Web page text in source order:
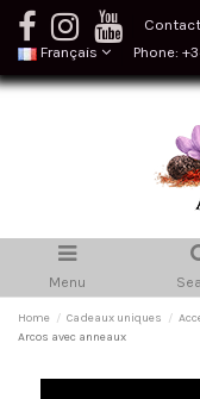
Français
Phone:
Menu
Home Cadeaux uniques
Arcos avec anneaux